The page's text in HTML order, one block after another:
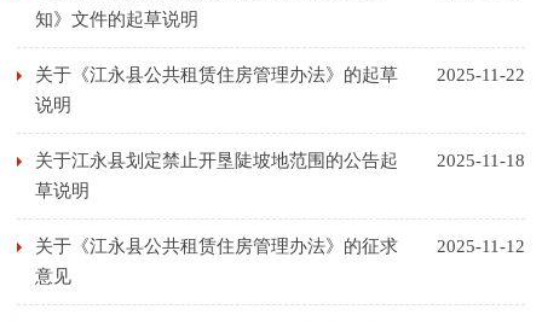
知》文件的起草说明
2025-11-22
关于《江永县公共租赁住房管理办法》的起草
说明
2025-11-18
关于江永县划定禁止开垦陡坡地范围的公告起
草说明
2025-11-12
关于《江永县公共租赁住房管理办法》的征求
意见